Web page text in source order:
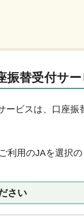
振替受付サ
ービスは、口座
利用のJAを選択
さい